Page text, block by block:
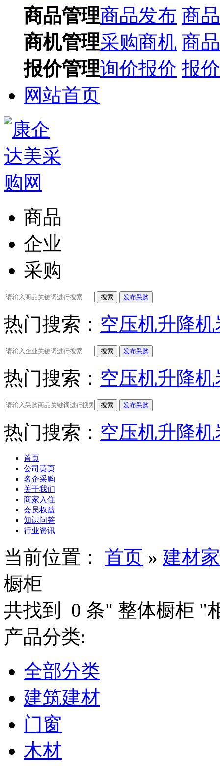
商品管理商品发布 商
商机管理采购商机 商
报价管理询价报价 报
网站首页
商品
企业
采购
搜索 发布采购
热门搜索： 空压机升降机
搜索 发布采购
热门搜索： 空压机升降机
搜索 发布采购
热门搜索： 空压机升降机
首页
公司黄页
名企采购
关于我们
商家入住
会员权益
知识问答
行业资讯
当前位置： 首页 » 建材
橱柜
共找到
0 条" 整体橱柜 "
产品分类:
全部分类
建筑建材
门窗
木材